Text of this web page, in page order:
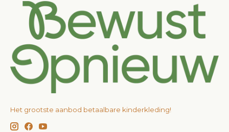
Het grootste aanbod betaalbare kinderkleding!